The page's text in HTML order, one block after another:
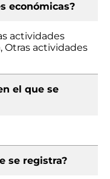
económicas?
actividades
Otras actividades
el que se
se registra?